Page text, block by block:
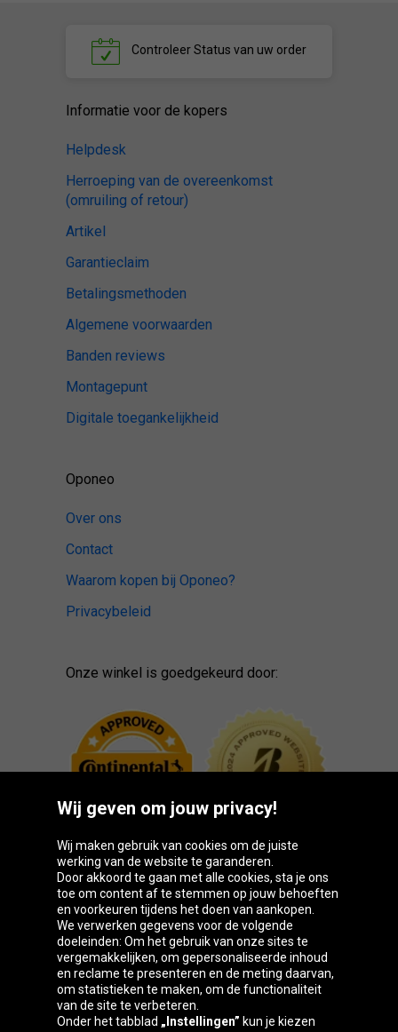
ControleerStatus van uw order
Informatie voor de kopers
Helpdesk
Herroeping van de overeenkomst
(omruiling of retour)
Artikel
Garantieclaim
Betalingsmethoden
Algemene voorwaarden
Banden reviews
Montagepunt
Digitale toegankelijkheid
Oponeo
Over ons
Contact
Waarom kopen bij Oponeo?
Privacybeleid
Onze winkel is goedgekeurd door:
Oponeo-groep
Česká
republika
Deutschland Éire España
Wij geven om jouw privacy!
Wij maken gebruik van cookies om de juiste
werking van de website te garanderen.
Door akkoord te gaan met alle cookies, sta je ons
toe om content af te stemmen op jouw behoeften
en voorkeuren tijdens het doen van aankopen.
We verwerken gegevens voor de volgende
doeleinden: Om het gebruik van onze sites te
vergemakkelijken, om gepersonaliseerde inhoud
en reclame te presenteren en de meting daarvan,
om statistieken te maken, om de functionaliteit
van de site te verbeteren.
Onder het tabblad „Instellingen” kun je kiezen